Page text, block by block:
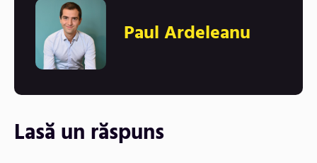
Paul Ardeleanu
Lasă un răspuns